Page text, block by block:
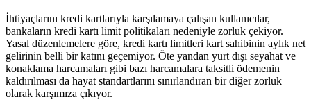
İhtiyaçlarını kredi kartlarıyla karşılamaya çalışan kullanıcılar,
bankaların kredi kartı limit politikaları nedeniyle zorluk çekiyor.
Yasal düzenlemelere göre, kredi kartı limitleri kart sahibinin aylık net
gelirinin belli bir katını geçemiyor. Öte yandan yurt dışı seyahat ve
konaklama harcamaları gibi bazı harcamalara taksitli ödemenin
kaldırılması da hayat standartlarını sınırlandıran bir diğer zorluk
olarak karşımıza çıkıyor.